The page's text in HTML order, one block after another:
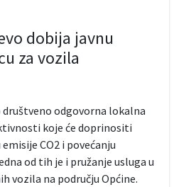
dobija javnu
za vozila
društveno odgovorna lokalna
koje će doprinositi
CO2 i povećanju
od tih je i pružanje usluga u
vozila na području Općine.